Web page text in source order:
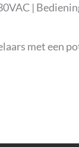
|
met een